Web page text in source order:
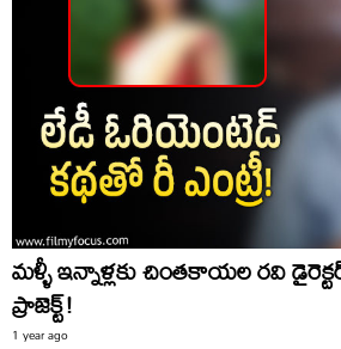
మళ్ళీ ఇన్నాళ్లకు చింతకాయల రవి
ప్రాజెక్ట్!
1 year ago